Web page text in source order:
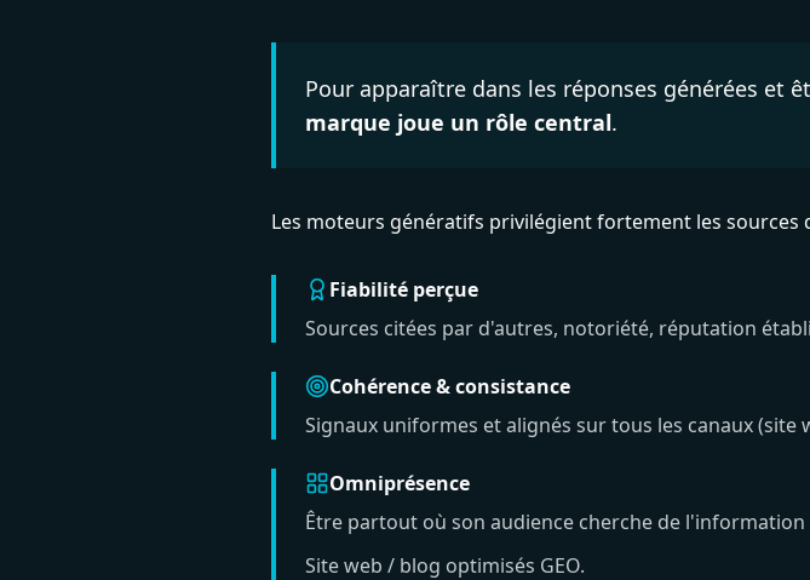
Pour apparaître dans les réponses générées et
marque joue un rôle central.
Les moteurs génératifs privilégient fortement les sources
Fiabilité perçue
Sources citées par d'autres, notoriété, réputation
Cohérence & consistance
Signaux uniformes et alignés sur tous les canaux (site
Omniprésence
Être partout où son audience cherche de l'information
Site web / blog optimisés GEO.